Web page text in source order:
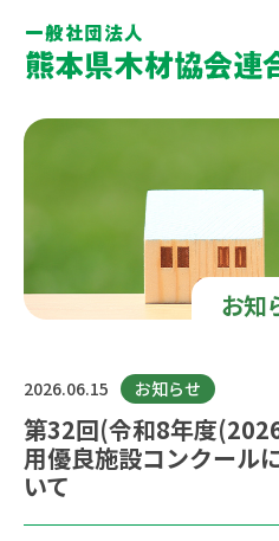
お知
2026.06.15 お知らせ
第32回(令和8年度
用優良施設コンクール
いて